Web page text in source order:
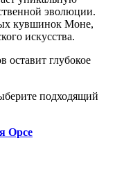
эволюции.
кувшинок Моне,
искусства.
оставит глубокое
подходящий
Орсе